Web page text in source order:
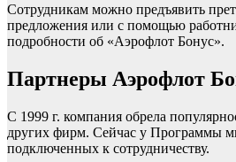
Сотрудникам можно предъявить
предложения или с помощью
подробности об «Аэрофлот Бонус».
Партнеры Аэрофлот
С 1999 г. компания обрела
других фирм. Сейчас у Программы
подключенных к сотрудничеству.